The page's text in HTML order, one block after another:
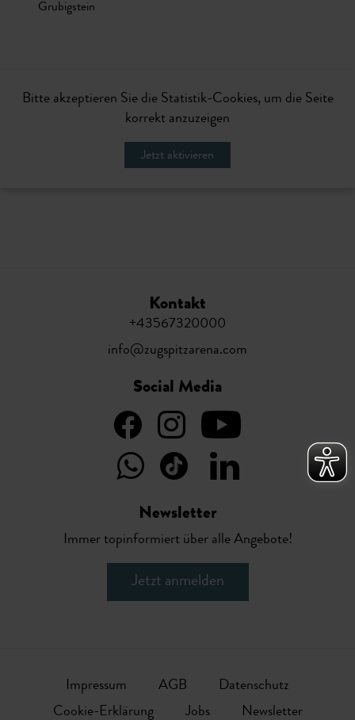
Grubigstein
Bitte akzeptieren Sie die Statistik-Cookies, um die Seite
korrekt anzuzeigen
Jetzt aktivieren
Kontakt
+43567320000
info@zugspitzarena.com
Social Media
Newsletter
Immer topinformiert über alle Angebote!
Jetzt anmelden
Impressum AGB
Datenschutz
Cookie-Erklärung
Jobs Newsletter